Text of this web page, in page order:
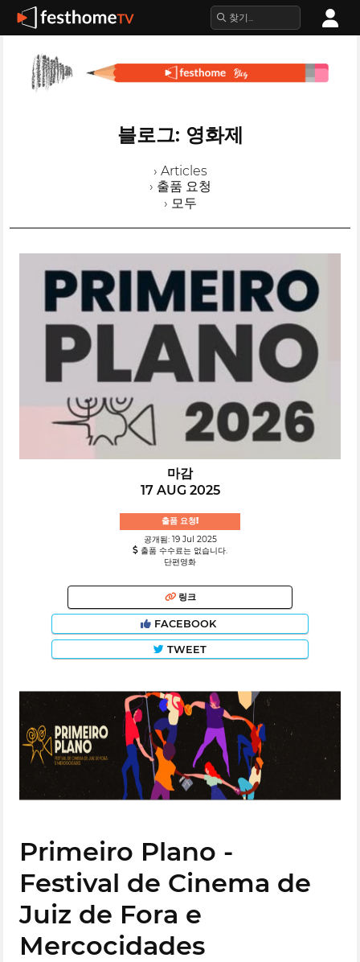
블로그: 영화제
› Articles
› 출품 요청
› 모두
마감
17 AUG 2025
출품 요청!
공개됨: 19 Jul 2025
출품 수수료는 없습니다.
단편영화
링크
FACEBOOK
TWEET
Primeiro Plano -
Festival de Cinema de
Juiz de Fora e
Mercocidades